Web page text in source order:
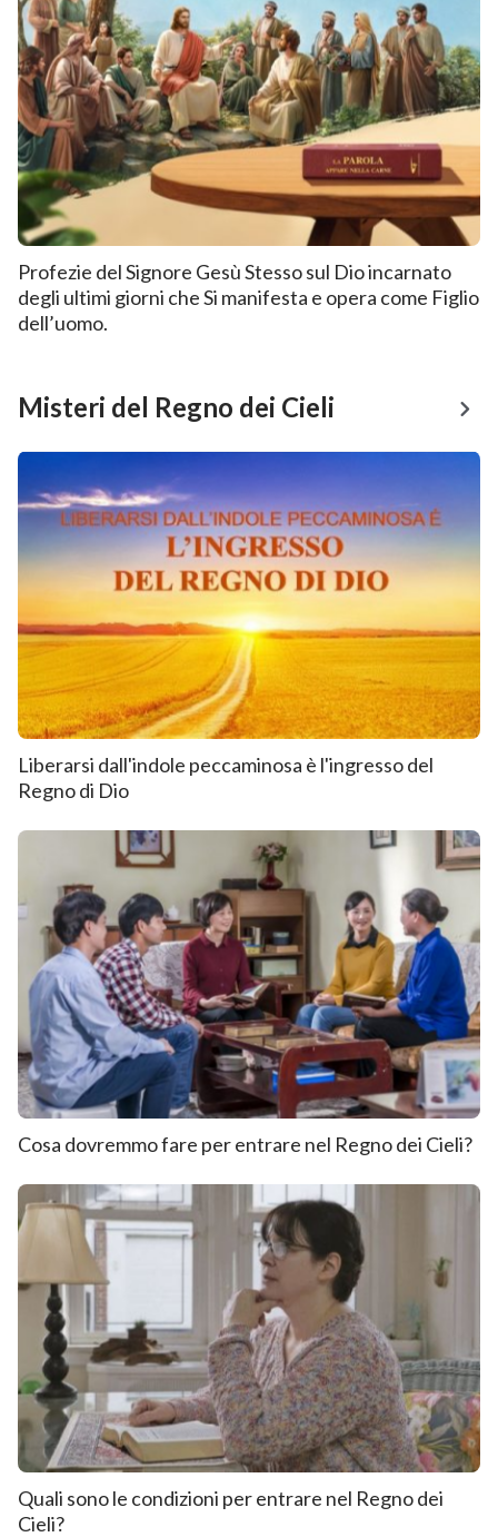
Profezie del Signore Gesù Stesso sul Dio incarnato
degli ultimi giorni che Si manifesta e opera come Figlio
dell’uomo.
Misteri del Regno dei Cieli
Liberarsi dall'indole peccaminosa è l'ingresso del
Regno di Dio
Cosa dovremmo fare per entrare nel Regno dei Cieli?
Quali sono le condizioni per entrare nel Regno dei
Cieli?